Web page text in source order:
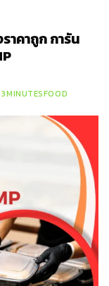
าคาถูก การัน
3MINUTESFOOD